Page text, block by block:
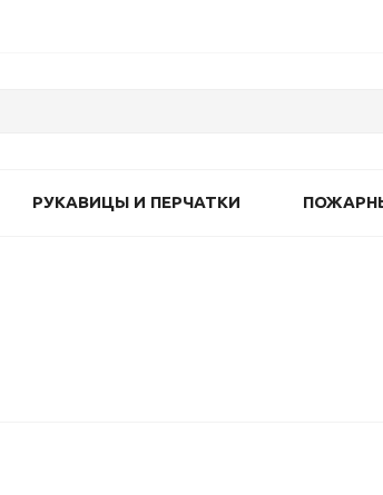
РУКАВИЦЫ И ПЕРЧАТКИ